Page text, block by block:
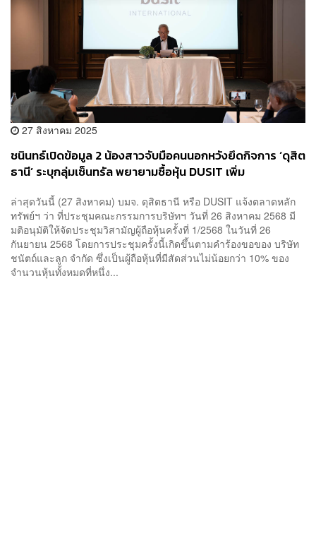
27 สิงหาคม 2025
ชนินทธ์เปิดข้อมูล 2 น้องสาวจับมือคนนอกหวังยึดกิจการ ‘ดุสิต
ธานี’ ระบุกลุ่มเซ็นทรัล พยายามซื้อหุ้น DUSIT เพิ่ม
ล่าสุดวันนี้ (27 สิงหาคม) บมจ. ดุสิตธานี หรือ DUSIT แจ้งตลาดหลัก
ทรัพย์ฯ ว่า ที่ประชุมคณะกรรมการบริษัทฯ วันที่ 26 สิงหาคม 2568 มี
มติอนุมัติให้จัดประชุมวิสามัญผู้ถือหุ้นครั้งที่ 1/2568 ในวันที่ 26
กันยายน 2568 โดยการประชุมครั้งนี้เกิดขึ้นตามคำร้องขอของ บริษัท
ชนัตถ์และลูก จำกัด ซึ่งเป็นผู้ถือหุ้นที่มีสัดส่วนไม่น้อยกว่า 10% ของ
จำนวนหุ้นทั้งหมดที่หนึ่ง...